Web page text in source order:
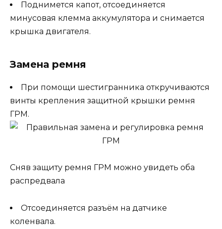
Поднимется капот, отсоединяется
минусовая клемма аккумулятора и снимается
крышка двигателя.
Замена ремня
При помощи шестигранника откручиваются
винты крепления защитной крышки ремня
ГРМ.
Сняв защиту ремня ГРМ можно увидеть оба
распредвала
Отсоединяется разъём на датчике
коленвала.